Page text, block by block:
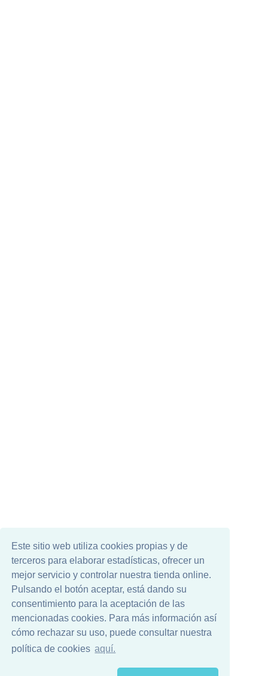
Este sitio web utiliza cookies propias y de
terceros para elaborar estadísticas, ofrecer un
mejor servicio y controlar nuestra tienda online.
Pulsando el botón aceptar, está dando su
consentimiento para la aceptación de las
mencionadas cookies. Para más información así
cómo rechazar su uso, puede consultar nuestra
política de cookies aquí.